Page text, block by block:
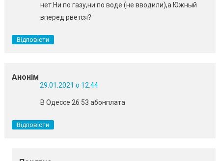
нет.Ни по газу,ни по воде.(не вводили),а Южный
вперед рвется?
Відповісти
Анонім
29.01.2021 о 12:44
В Одессе 26 53 абонплата
Відповісти